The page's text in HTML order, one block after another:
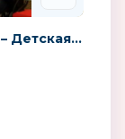
Детская...